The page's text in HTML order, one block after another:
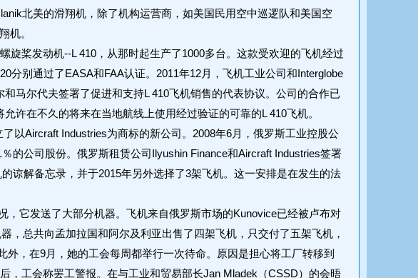
北美的滑翔机，除了机构运营商，如美国民用空中巡逻队和美国空
机。
桨发动机--L 410，从那时起生产了1000多台。这款受欢迎的飞机经过
分别通过了EASA和FAA认证。2011年12月，飞机工业公司和Interglobe
马尔代夫签署了促进和支持L 410飞机销售的代表协议。公司的合作已
许在不久的将来在当地航线上使用经过验证的可靠的L 410飞机。
Aircraft Industries为商标的新公司。2008年6月，俄罗斯工业控股公
的公司股份。俄罗斯租赁公司Ilyushin Finance和Aircraft Industries签署
谅解备忘录，并于2015年另外选择了3架飞机。这一安排是在发生的法
它发送了大部分机器。飞机来自俄罗斯市场的Kunovice已经被卢布对
，总共向孟加拉国和阿尔及利亚出售了四架飞机，只交付了五架飞机，
，在9月，她的工会每周都举行一次待命。原因是担心将工厂转移到
，工会称罢工警报。在与工业和贸易部长Jan Mladek（CSSD）的会晤